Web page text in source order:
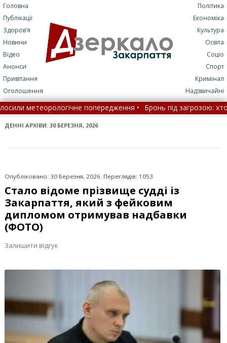
Головна
Публікації
Здоров’я
Новини
Відео
Анонси
Привітання
Оголошення
Політика
Економіка
Культура
Освіта
Соціо
Спорт
Кримінал
Надзвичайні
попередження • Бронь під загрозою: хто з українців
освіти: що це означає •
ДЕННІ АРХІВИ: 30 БЕРЕЗНЯ, 2026
Опубліковано: 30 Березня, 2026. Переглядів: 1053
Стало відоме прізвище судді із
Закарпаття, який з фейковим
дипломом отримував надбавки
(ФОТО)
Залишити відгук